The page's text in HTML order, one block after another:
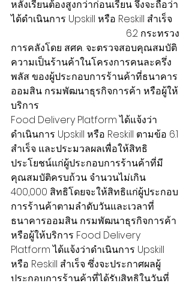
หลังเรียนต้องสูงกว่าก่อนเรียน จึงจะถือว่า
ได้ดำเนินการ Upskill หรือ Reskill สำเร็จ
6.2 กระทรวง
การคลังโดย สศค. จะตรวจสอบคุณสมบัติ
ความเป็นร้านค้าในโครงการคนละครึ่ง
พลัส ของผู้ประกอบการร้านค้าที่ธนาคาร
ออมสิน กรมพัฒนาธุรกิจการค้า หรือผู้ให้
บริการ
Food Delivery Platform ได้แจ้งว่า
ดำเนินการ Upskill หรือ Reskill ตามข้อ 6.1
สำเร็จ และประมวลผลเพื่อให้สิทธิ
ประโยชน์แก่ผู้ประกอบการร้านค้าที่มี
คุณสมบัติครบถ้วน จำนวนไม่เกิน
400,000 สิทธิโดยจะให้สิทธิแก่ผู้ประกอบ
การร้านค้าตามลำดับวันและเวลาที่
ธนาคารออมสิน กรมพัฒนาธุรกิจการค้า
หรือผู้ให้บริการ Food Delivery
Platform ได้แจ้งว่าดำเนินการ Upskill
หรือ Reskill สำเร็จ ซึ่งจะประกาศผลผู้
ประกอบการร้านค้าที่ได้รับสิทธิในวันที่